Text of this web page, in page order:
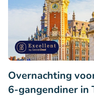
Overnachting
6-gangendiner in